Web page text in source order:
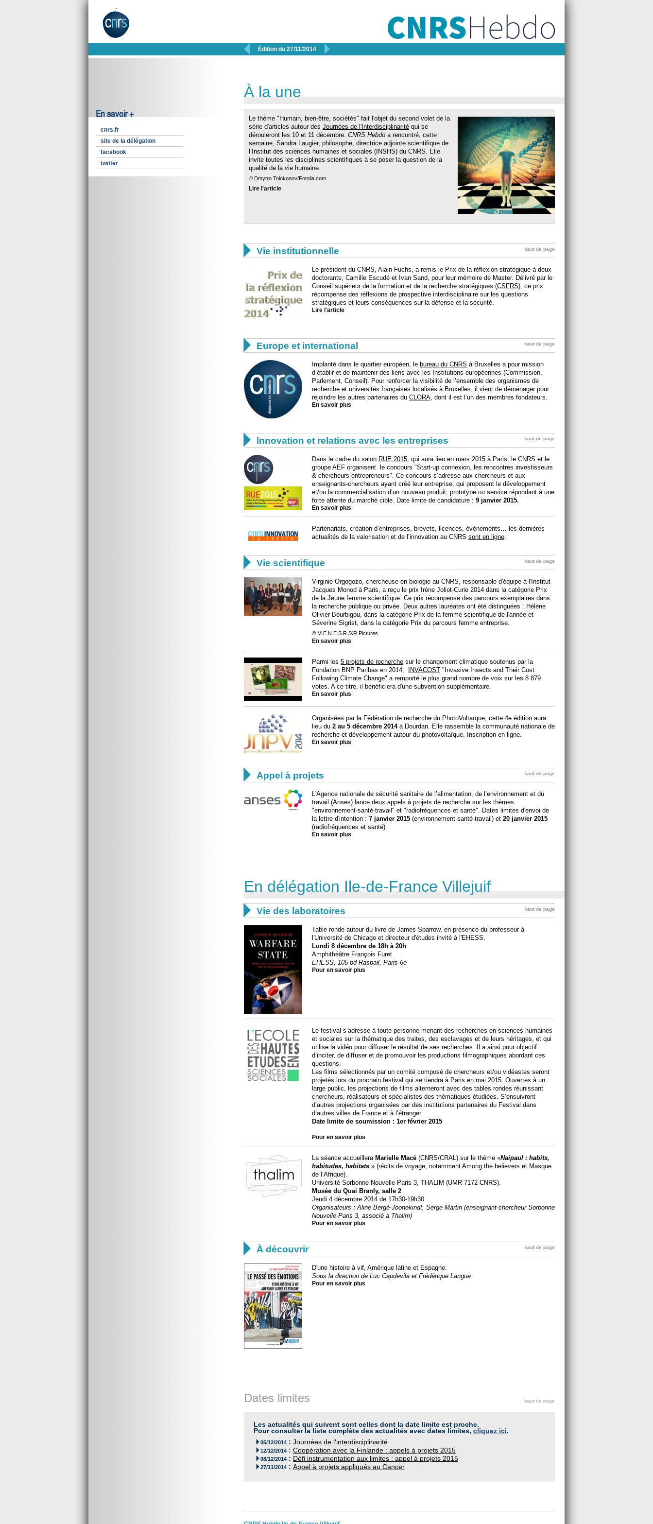
 Édition du 27/11/2014 
En savoir +
cnrs.fr
site de la délégation
facebook
twitter
À la une
Le thème "Humain, bien-être, sociétés" fait l'objet du second volet de la
série d'articles autour des Journées de l'Interdisciplinarité qui se
dérouleront les 10 et 11 décembre. CNRS Hebdo a rencontré, cette
semaine, Sandra Laugier, philosophe, directrice adjointe scientifique de
l’Institut des sciences humaines et sociales (INSHS) du CNRS. Elle
invite toutes les disciplines scientifiques à se poser la question de la
qualité de la vie humaine.
© Dmytro Tolokonov/Fotolia.com
Lire l'article
 Vie institutionnelle haut de page
Le président du CNRS, Alain Fuchs, a remis le Prix de la réflexion stratégique à deux
doctorants, Camille Escudé et Ivan Sand, pour leur mémoire de Master. Délivré par le
Conseil supérieur de la formation et de la recherche stratégiques (CSFRS), ce prix
récompense des réflexions de prospective interdisciplinaire sur les questions
stratégiques et leurs conséquences sur la défense et la sécurité.
Lire l'article
 Europe et international haut de page
Implanté dans le quartier européen, le bureau du CNRS à Bruxelles a pour mission
d’établir et de maintenir des liens avec les Institutions européennes (Commission,
Parlement, Conseil). Pour renforcer la visibilité de l’ensemble des organismes de
recherche et universités françaises localisés à Bruxelles, il vient de déménager pour
rejoindre les autres partenaires du CLORA, dont il est l’un des membres fondateurs.
En savoir plus
 Innovation et relations avec les entreprises haut de page
Dans le cadre du salon RUE 2015, qui aura lieu en mars 2015 à Paris, le CNRS et le
groupe AEF organisent le concours "Start-up connexion, les rencontres investisseurs
& chercheurs-entrepreneurs". Ce concours s’adresse aux chercheurs et aux
enseignants-chercheurs ayant créé leur entreprise, qui proposent le développement
et/ou la commercialisation d’un nouveau produit, prototype ou service répondant à une
forte attente du marché cible. Date limite de candidature : 9 janvier 2015.
En savoir plus
Partenariats, création d’entreprises, brevets, licences, événements… les dernières
actualités de la valorisation et de l’innovation au CNRS sont en ligne.
 Vie scientifique haut de page
Virginie Orgogozo, chercheuse en biologie au CNRS, responsable d'équipe à l'Institut
Jacques Monod à Paris, a reçu le prix Irène Joliot-Curie 2014 dans la catégorie Prix
de la Jeune femme scientifique. Ce prix récompense des parcours exemplaires dans
la recherche publique ou privée. Deux autres lauréates ont été distinguées : Hélène
Olivier-Bourbigou, dans la catégorie Prix de la femme scientifique de l'année et
Séverine Sigrist, dans la catégorie Prix du parcours femme entreprise.
© M.E.N.E.S.R./XR Pictures
En savoir plus
Parmi les 5 projets de recherche sur le changement climatique soutenus par la
Fondation BNP Paribas en 2014, INVACOST "Invasive Insects and Their Cost
Following Climate Change" a remporté le plus grand nombre de voix sur les 8 879
votes. A ce titre, il bénéficiera d'une subvention supplémentaire.
En savoir plus
Organisées par la Fédération de recherche du PhotoVoltaïque, cette 4e édition aura
lieu du 2 au 5 décembre 2014à Dourdan. Elle rassemble la communauté nationale de
recherche et développement autour du photovoltaïque. Inscription en ligne.
En savoir plus
 Appel à projets haut de page
L'Agence nationale de sécurité sanitaire de l’alimentation, de l’environnement et du
travail (Anses) lance deux appels à projets de recherche sur les thèmes
"environnement-santé-travail" et "radiofréquences et santé". Dates limites d'envoi de
la lettre d'intention : 7 janvier 2015 (environnement-santé-travail) et 20 janvier 2015
(radiofréquences et santé).
En savoir plus
En délégation Ile-de-France Villejuif
 Vie des laboratoires haut de page
Table ronde autour du livre de James Sparrow, en présence du professeur à
l'Université de Chicago et directeur d'études invité à l'EHESS.
Lundi 8 décembre de 18h à 20h
Amphithéâtre François Furet
EHESS, 105 bd Raspail, Paris 6e
Pour en savoir plus
Le festival s’adresse à toute personne menant des recherches en sciences humaines
et sociales sur la thématique des traites, des esclavages et de leurs héritages, et qui
utilise la vidéo pour diffuser le résultat de ses recherches. Il a ainsi pour objectif
d’inciter, de diffuser et de promouvoir les productions filmographiques abordant ces
questions.
Les films sélectionnés par un comité composé de chercheurs et/ou vidéastes seront
projetés lors du prochain festival qui se tiendra à Paris en mai 2015. Ouvertes à un
large public, les projections de films alterneront avec des tables rondes réunissant
chercheurs, réalisateurs et spécialistes des thématiques étudiées. S’ensuivront
d’autres projections organisées par des institutions partenaires du Festival dans
d’autres villes de France et à l’étranger.
Date limite de soumission : 1er février 2015
Pour en savoir plus
La séance accueillera Marielle Macé (CNRS/CRAL) sur le thème «Naipaul : habits,
habitudes, habitats » (récits de voyage, notamment Among the believers et Masque
de l’Afrique).
Université Sorbonne Nouvelle Paris 3, THALIM (UMR 7172-CNRS).
Musée du Quai Branly, salle 2
Jeudi 4 décembre 2014 de 17h30-19h30
Organisateurs : Aline Bergé-Joonekindt, Serge Martin (enseignant-chercheur Sorbonne
Nouvelle-Paris 3, associé à Thalim)
Pour en savoir plus
 À découvrir haut de page
D'une histoire à vif, Amérique latine et Espagne.
Sous la direction de Luc Capdevila et Frédérique Langue
Pour en savoir plus
Dates limites haut de page
Les actualités qui suivent sont celles dont la date limite est proche.
Pour consulter la liste complète des actualités avec dates limites, cliquez ici.
05/12/2014 : Journées de l'interdisciplinarité
12/12/2014 : Coopération avec la Finlande : appels à projets 2015
08/12/2014 : Défi instrumentation aux limites : appel à projets 2015
27/11/2014 : Appel à projets appliqués au Cancer